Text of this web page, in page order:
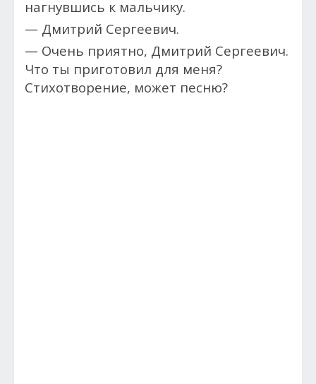
нагнувшись к мальчику.
— Дмитрий Сергеевич.
— Очень приятно, Дмитрий Сергеевич.
Что ты приготовил для меня?
Стихотворение, может песню?